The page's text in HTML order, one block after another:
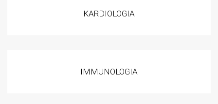
KARDIOLOGIA
IMMUNOLOGIA